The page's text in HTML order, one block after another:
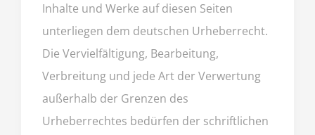
Inhalte und Werke auf diesen Seiten
unterliegen dem deutschen Urheberrecht.
Die Vervielfältigung, Bearbeitung,
Verbreitung und jede Art der Verwertung
außerhalb der Grenzen des
Urheberrechtes bedürfen der schriftlichen